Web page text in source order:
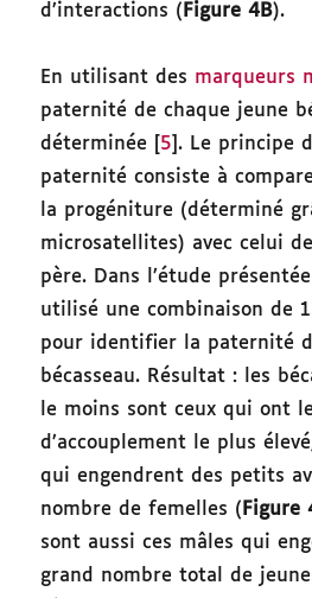
d’interactions ( Figure 4B).
En utilisant des marqueurs
paternité de chaque jeune
déterminée [ 5 ]. Le principe
paternité consiste à
la progéniture (déterminé
microsatellites) avec celui
père. Dans l’étude
utilisé une combinaison de
pour identifier la paternité
bécasseau. Résultat : les
le moins sont ceux qui ont
d’accouplement le plus
qui engendrent des petits
nombre de femelles ( Figure
sont aussi ces mâles qui
grand nombre total de